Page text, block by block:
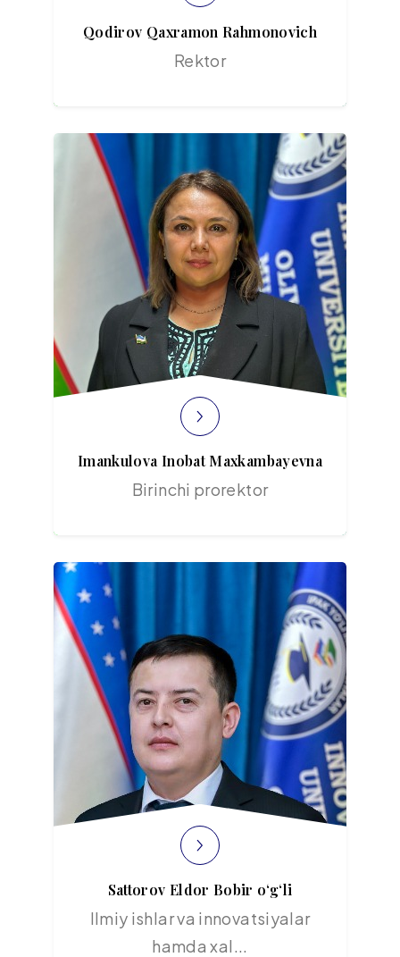
Qodirov Qaxramon Rahmonovich
Rektor
Imankulova Inobat Maxkambayevna
Birinchi prorektor
Sattorov Eldor Bobir o‘g‘li
Ilmiy ishlar va innovatsiyalar
hamda xal...